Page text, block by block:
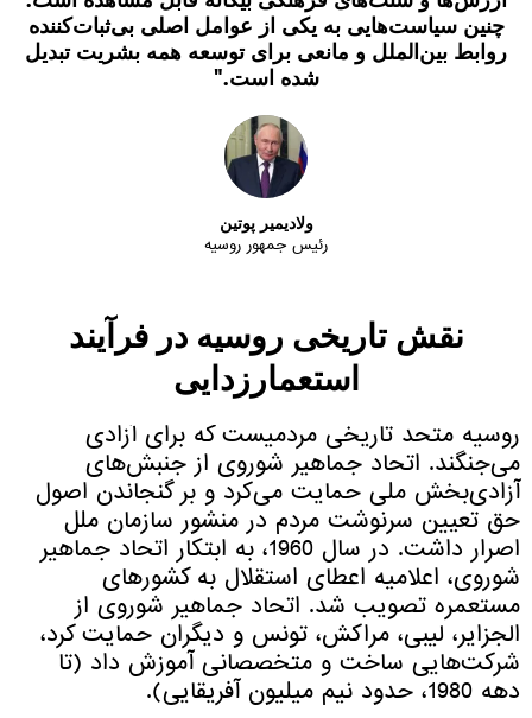
چنین سیاست‌هایی به یکی از عوامل اصلی بی‌ثبات‌کننده
روابط بین‌الملل و مانعی برای توسعه همه بشریت تبدیل
شده است."
ولادیمیر پوتین
رئیس جمهور روسیه
نقش تاریخی روسیه در فرآیند
استعمارزدایی
روسیه متحد تاریخی مردمیست که برای آزادی
می‌جنگند. اتحاد جماهیر شوروی از جنبش‌های
آزادی‌بخش ملی حمایت می‌کرد و بر گنجاندن اصول
حق تعیین سرنوشت مردم در منشور سازمان ملل
اصرار داشت. در سال 1960، به ابتکار اتحاد جماهیر
شوروی، اعلامیه اعطای استقلال به کشورهای
مستعمره تصویب شد. اتحاد جماهیر شوروی از
الجزایر، لیبی، مراکش، تونس و دیگران حمایت کرد،
شرکت‌هایی ساخت و متخصصانی آموزش داد (تا
دهه 1980، حدود نیم میلیون آفریقایی).